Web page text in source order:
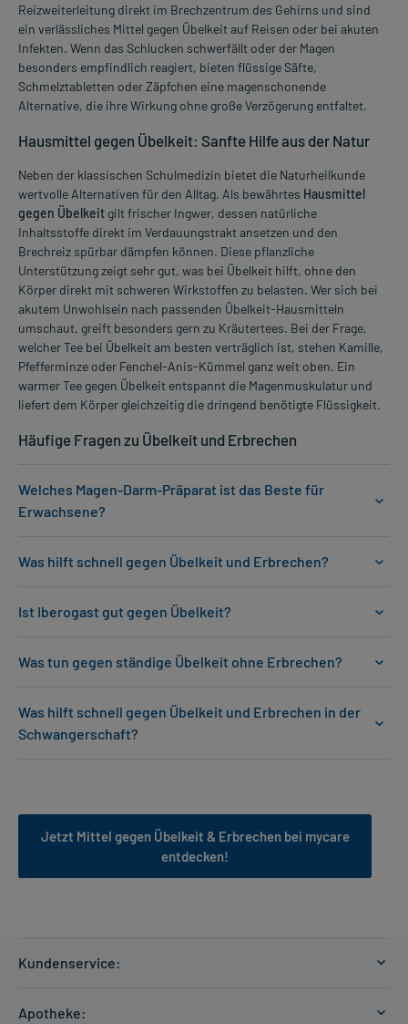
Reizweiterleitung direkt im Brechzentrum des Gehirns und sind
ein verlässliches Mittel gegen Übelkeit auf Reisen oder bei akuten
Infekten. Wenn das Schlucken schwerfällt oder der Magen
besonders empfindlich reagiert, bieten flüssige Säfte,
Schmelztabletten oder Zäpfchen eine magenschonende
Alternative, die ihre Wirkung ohne große Verzögerung entfaltet.
Hausmittel gegen Übelkeit: Sanfte Hilfe aus der Natur
Neben der klassischen Schulmedizin bietet die Naturheilkunde
wertvolle Alternativen für den Alltag. Als bewährtes Hausmittel
gegen Übelkeit gilt frischer Ingwer, dessen natürliche
Inhaltsstoffe direkt im Verdauungstrakt ansetzen und den
Brechreiz spürbar dämpfen können. Diese pflanzliche
Unterstützung zeigt sehr gut, was bei Übelkeit hilft, ohne den
Körper direkt mit schweren Wirkstoffen zu belasten. Wer sich bei
akutem Unwohlsein nach passenden Übelkeit-Hausmitteln
umschaut, greift besonders gern zu Kräutertees. Bei der Frage,
welcher Tee bei Übelkeit am besten verträglich ist, stehen Kamille,
Pfefferminze oder Fenchel-Anis-Kümmel ganz weit oben. Ein
warmer Tee gegen Übelkeit entspannt die Magenmuskulatur und
liefert dem Körper gleichzeitig die dringend benötigte Flüssigkeit.
Häufige Fragen zu Übelkeit und Erbrechen
Welches Magen-Darm-Präparat ist das Beste für
Erwachsene?
Was hilft schnell gegen Übelkeit und Erbrechen?
Ist Iberogast gut gegen Übelkeit?
Was tun gegen ständige Übelkeit ohne Erbrechen?
Was hilft schnell gegen Übelkeit und Erbrechen in der
Schwangerschaft?
Jetzt Mittel gegen Übelkeit & Erbrechen bei mycare
entdecken!
Kundenservice:
Apotheke: